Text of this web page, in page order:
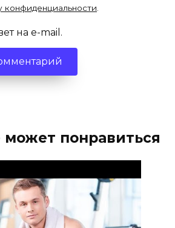
конфиденциальности.
на e-mail.
понравиться